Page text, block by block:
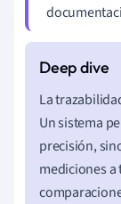
La
Un sistema
precisión,
mediciones a